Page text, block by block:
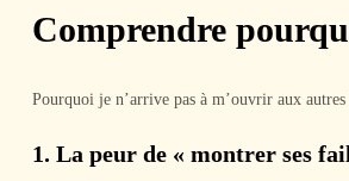
Comprendre
Pourquoi je n’arrive pas à m’ouvrir aux
1. La peur de « montrer ses